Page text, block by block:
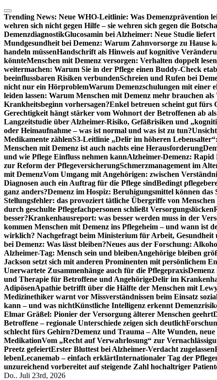
Zum
Inhalt
springen
Trending News: Neue WHO-Leitlinie: Was Demenzprävention
wehren sich nicht gegen Hilfe – sie wehren sich gegen die
DemenzdiagnostikGlucosamin bei Alzheimer: Neue Studie
Mundgesundheit bei Demenz: Warum Zahnvorsorge zu Hause
handeln müssenHandschrift als Hinweis auf kognitive
könnteMenschen mit Demenz versorgen: Verhalten doppelt lesen
weitermachen: Warum Sie in der Pflege einen Buddy-Check
beeinflussbaren Risiken verbundenSchreien und Rufen bei
nicht nur ein HörproblemWarum Demenzschulungen mit einer
leiden lassen: Warum Menschen mit Demenz mehr brauchen als
Krankheitsbeginn vorhersagen?Enkel betreuen scheint gut fürs
Gerechtigkeit hängt stärker vom Wohnort der Betroffenen ab
Langzeitstudie über Alzheimer-Risiko, Gefäßrisiken und
oder Heimaufnahme – was ist normal und was ist zu tun?
Medikamente zählenS3-Leitlinie „Delir im höheren
Menschen mit Demenz ist auch nachts eine Herausforderung
und wie Pflege Einfluss nehmen kannAlzheimer-Demenz:
zur Reform der PflegeversicherungSchmerzmanagement im
mit DemenzVom Umgang mit Angehörigen: zwischen
Diagnosen auch ein Auftrag für die Pflege sindBedingt
ganz anders?Demenz im Hospiz: Beruhigungsmittel können das
Stellungsfehler: das provoziert tätliche Übergriffe von Menschen
durch geschulte Pflegefachpersonen schließt Versorgungslücken
besser?Krankenhausreport: was besser werden muss in der
kommen Menschen mit Demenz ins Pflegeheim – und wann ist
wirklich? Nachgefragt beim Ministerium für Arbeit, Gesundheit
bei Demenz: Was lässt bleiben?Neues aus der Forschung:
Alzheimer-Tag: Mensch sein und bleibenAngehörige bleiben
Jackson setzt sich mit anderen Prominenten mit persönlichem
Unerwartete Zusammenhänge auch für die Pflegepraxis
und Therapie für Betroffene und AngehörigeDelir im
AdipösenApathie betrifft über die Hälfte der Menschen mit
Medizinethiker warnt vor Missverständnissen beim Einsatz
kann – und was nichtKünstliche Intelligenz erkennt
Elmar Gräßel: Pionier der Versorgung älterer Menschen geehrt
Betroffene – regionale Unterschiede zeigen sich deutlich
schlecht fürs Gehirn?Demenz und Trauma – Alte Wunden,
MedikationVom „Recht auf Verwahrlosung“ zur
Preetz gefeiertErster Bluttest bei Alzheimer-Verdacht zugelassen
lebenLecanemab – einfach erklärtInternationaler Tag der
unzureichend vorbereitet auf steigende Zahl hochaltriger
Do.. Juli 23rd, 2026